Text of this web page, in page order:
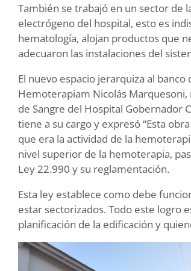
También se trabajó en un sector de
electrógeno del hospital, esto es
hematología, alojan productos que
adecuaron las instalaciones del
El nuevo espacio jerarquiza al
Hemoterapiam Nicolás
de Sangre del Hospital Gobernador
tiene a su cargo y expresó “Esta
que era la actividad de la
nivel superior de la hemoterapia,
Ley 22.990 y su reglamentación.
Esta ley establece como debe
estar sectorizados. Todo este logro
planificación de la edificación y